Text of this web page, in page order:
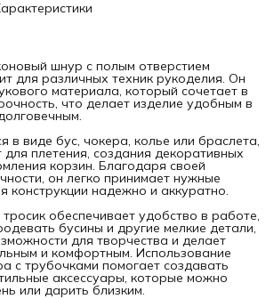
шнур с полым отверстием
для различных техник рукоделия. Он
материала, который сочетает в
что делает изделие удобным в
в виде бус, чокера, колье или браслета,
плетения, создания декоративных
корзин. Благодаря своей
он легко принимает нужные
надежно и аккуратно.
обеспечивает удобство в работе,
бусины и другие мелкие детали,
для творчества и делает
и комфортным. Использование
с трубочками помогает создавать
аксессуары, которые можно
или дарить близким.